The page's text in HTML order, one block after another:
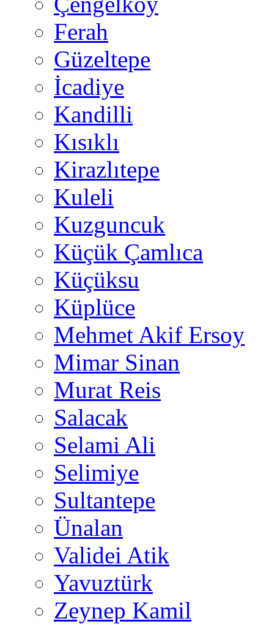
Ferah
Güzeltepe
İcadiye
Kandilli
Kısıklı
Kirazlıtepe
Kuleli
Kuzguncuk
Küçük Çamlıca
Küçüksu
Küplüce
Mehmet Akif Ersoy
Mimar Sinan
Murat Reis
Salacak
Selami Ali
Selimiye
Sultantepe
Ünalan
Validei Atik
Yavuztürk
Zeynep Kamil